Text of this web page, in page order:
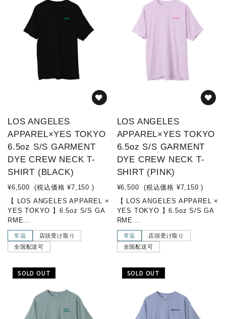
LOS ANGELES
APPAREL×YES TOKYO
6.5oz S/S GARMENT
DYE CREW NECK T-
SHIRT (BLACK)
¥6,500 (税込価格 ¥7,150 )
【 LOS ANGELES APPAREL ×
YES TOKYO 】6.5oz S/S GA
RME...
常温
店頭受け取り
全国配送可
LOS ANGELES
APPAREL×YES TOKYO
6.5oz S/S GARMENT
DYE CREW NECK T-
SHIRT (PINK)
¥6,500 (税込価格 ¥7,150 )
【 LOS ANGELES APPAREL ×
YES TOKYO 】6.5oz S/S GA
RME...
常温
店頭受け取り
全国配送可
SOLD OUT SOLD OUT